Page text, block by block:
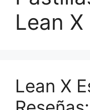
Lean X
Lean X